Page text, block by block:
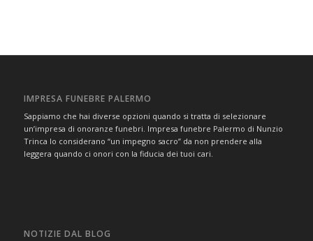
IMPRESA FUNEBRE PALERMO
Sappiamo che hai diverse opzioni quando si tratta di selezionare
un’impresa di onoranze funebri. Impresa funebre Palermo di Nunzio
Trinca lo considerano “un impegno sacro” da non prendere alla
leggera quando ci onori con la fiducia dei tuoi cari.
NOTIZIE DAL BLOG